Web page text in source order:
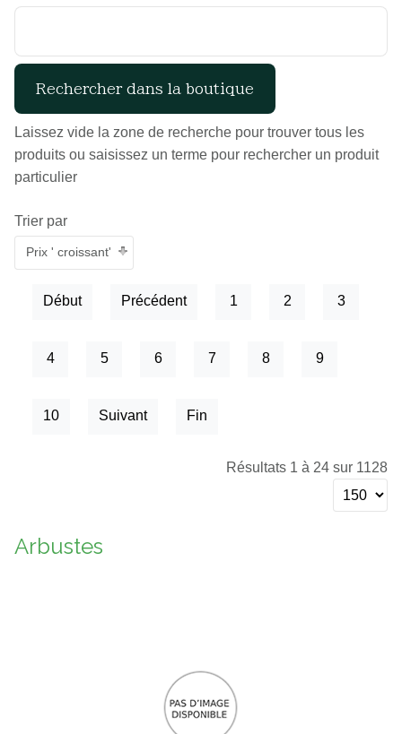
Laissez vide la zone de recherche pour trouver tous les
produits ou saisissez un terme pour rechercher un produit
particulier
Trier par
Prix ' croissant'
Début Précédent 1 2 3
4 5 6 7 8 9
10 Suivant Fin
Résultats 1 à 24 sur 1128
Arbustes